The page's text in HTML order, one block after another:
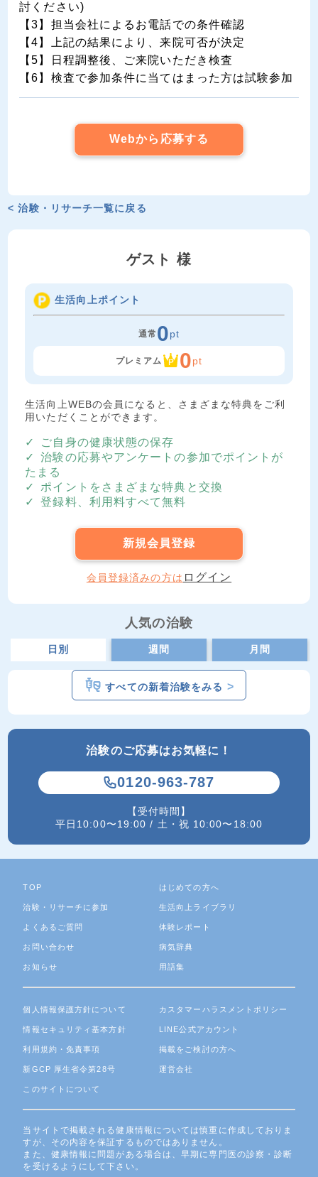
討ください)
【3】担当会社によるお電話での条件確認
【4】上記の結果により、来院可否が決定
【5】日程調整後、ご来院いただき検査
【6】検査で参加条件に当てはまった方は試験参加
Webから応募する
< 治験・リサーチ一覧に戻る
ゲスト 様
生活向上ポイント
通常 0pt
プレミアム 0pt
生活向上WEBの会員になると、さまざまな特典をご利
用いただくことができます。
ご自身の健康状態の保存
治験の応募やアンケートの参加でポイントが
たまる
ポイントをさまざまな特典と交換
登録料、利用料すべて無料
新規会員登録
会員登録済みの方は ログイン
人気の治験
日別 週間 月間
すべての新着治験をみる >
治験のご応募はお気軽に！
0120-963-787
【受付時間】
平日10:00〜19:00 / 土・祝 10:00〜18:00
TOP
治験・リサーチに参加
よくあるご質問
お問い合わせ
お知らせ
はじめての方へ
生活向上ライブラリ
体験レポート
病気辞典
用語集
個人情報保護方針について
情報セキュリティ基本方針
利用規約・免責事項
新GCP 厚生省令第28号
このサイトについて
カスタマーハラスメントポリシー
LINE公式アカウント
掲載をご検討の方へ
運営会社
当サイトで掲載される健康情報については慎重に作成しておりま
すが、その内容を保証するものではありません。
また、健康情報に問題がある場合は、早期に専門医の診察・診断
を受けるようにして下さい。